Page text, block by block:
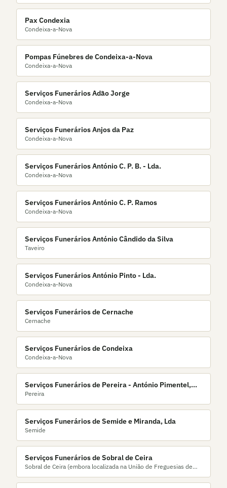
Pax Condexia
Condeixa-a-Nova
Pompas Fúnebres de Condeixa-a-Nova
Condeixa-a-Nova
Serviços Funerários Adão Jorge
Condeixa-a-Nova
Serviços Funerários Anjos da Paz
Condeixa-a-Nova
Serviços Funerários António C. P. B. - Lda.
Condeixa-a-Nova
Serviços Funerários António C. P. Ramos
Condeixa-a-Nova
Serviços Funerários António Cândido da Silva
Taveiro
Serviços Funerários António Pinto - Lda.
Condeixa-a-Nova
Serviços Funerários de Cernache
Cernache
Serviços Funerários de Condeixa
Condeixa-a-Nova
Serviços Funerários de Pereira - António Pimentel,
Lda.
Pereira
Serviços Funerários de Semide e Miranda, Lda
Semide
Serviços Funerários de Sobral de Ceira
Sobral de Ceira (embora localizada na União de Freguesias de